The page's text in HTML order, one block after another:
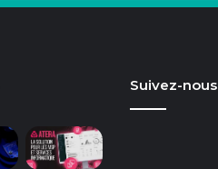
Suivez-nous